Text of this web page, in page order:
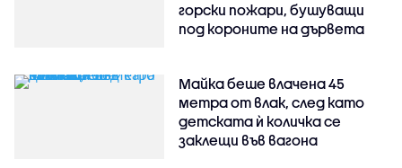
горски пожари, бушуващи
под короните на дървета
Майка беше влачена 45
метра от влак, след като
детската ѝ количка се
заклещи във вагона